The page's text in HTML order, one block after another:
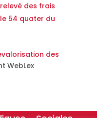
des frais
54 quater du
des
WebLex